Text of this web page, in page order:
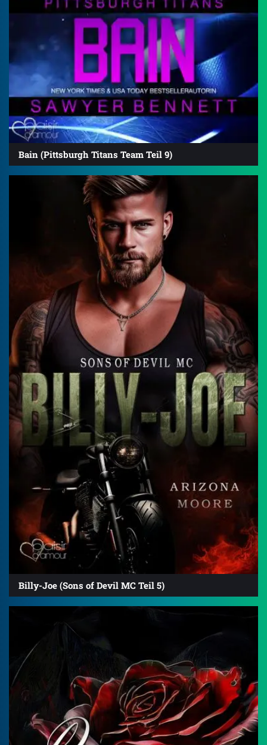
Bain (Pittsburgh Titans Team Teil 9)
Billy-Joe (Sons of Devil MC Teil 5)